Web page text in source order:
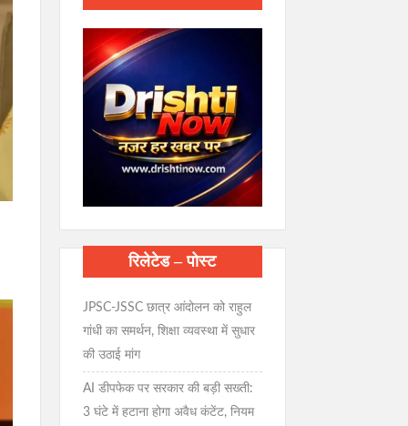
रिलेटेड – पोस्ट
JPSC-JSSC छात्र आंदोलन को राहुल
गांधी का समर्थन, शिक्षा व्यवस्था में सुधार
की उठाई मांग
AI डीपफेक पर सरकार की बड़ी सख्ती:
3 घंटे में हटाना होगा अवैध कंटेंट, नियम